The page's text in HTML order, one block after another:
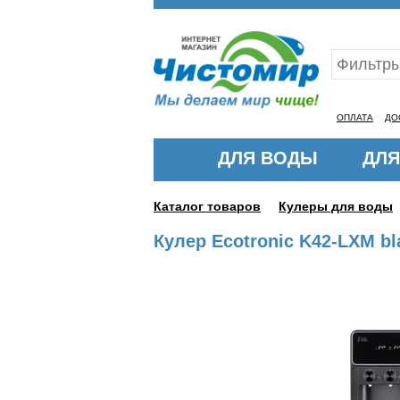
ОПЛАТА
ДЛЯ ВОДЫ
Каталог товаров Кулеры для воды
Кулер Ecotronic K42-LXM